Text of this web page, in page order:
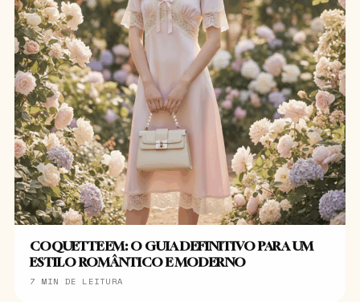
COQUETTE EM: O GUIA DEFINITIVO PARA UM
ESTILO ROMÂNTICO E MODERNO
7 MIN DE LEITURA